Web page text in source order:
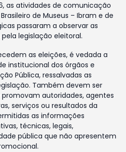
as atividades de comunicação
de Museus – Ibram e de
passaram a observar as
legislação eleitoral.
as eleições, é vedada a
institucional dos órgãos e
Pública, ressalvadas as
Também devem ser
autoridades, agentes
serviços ou resultados da
as informações
técnicas, legais,
pública que não apresentem